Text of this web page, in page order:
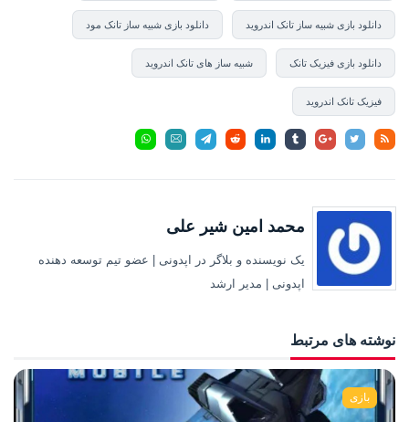
دانلود بازی شبیه ساز تانک اندروید دانلود بازی شبیه ساز تانک مود
دانلود بازی فیزیک تانک شبیه ساز های تانک اندروید
فیزیک تانک اندروید
محمد امین شیر علی
یک نویسنده و بلاگر در اپدونی | عضو تیم توسعه دهنده
اپدونی | مدیر ارشد
نوشته های مرتبط
بازی